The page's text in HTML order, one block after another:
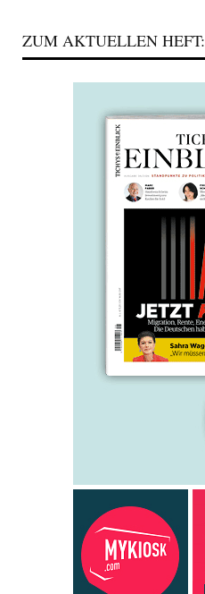
ZUM AKTUELLEN HEFT: